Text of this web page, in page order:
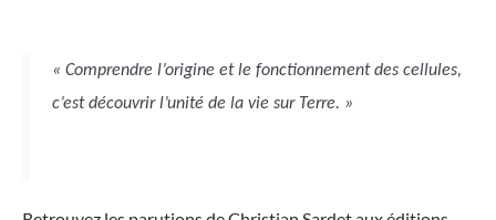
« Comprendre l’origine et le fonctionnement des cellules,
c’est découvrir l’unité de la vie sur Terre. »